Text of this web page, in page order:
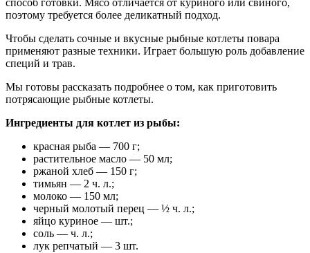
способ готовки. Мясо отличается от куриного или свиного,
поэтому требуется более деликатный подход.
Чтобы сделать сочные и вкусные рыбные котлеты повара
применяют разные техники. Играет большую роль добавление
специй и трав.
Мы готовы рассказать подробнее о том, как приготовить
потрясающие рыбные котлеты.
Ингредиенты для котлет из рыбы:
красная рыба — 700 г;
растительное масло — 50 мл;
ржаной хлеб — 150 г;
тимьян — 2 ч. л.;
молоко — 150 мл;
черный молотый перец — ½ ч. л.;
яйцо куриное — шт.;
соль — ч. л.;
лук репчатый — 3 шт.